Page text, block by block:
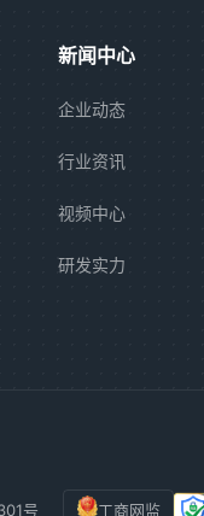
新闻中心
企业动态
行业资讯
视频中心
研发实力
号 工商网监